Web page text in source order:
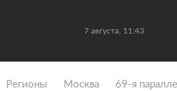
7 августа, 11:43
Регионы Москва 69-я